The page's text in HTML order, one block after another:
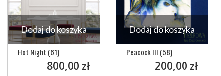
Hot Night (61)
800,00 zł
Dodaj do koszyka
Peacock III (58)
200,00 zł
Dodaj do koszyka